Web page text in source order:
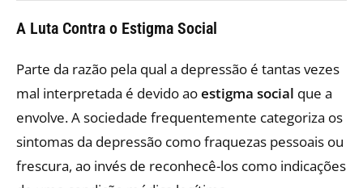
A Luta Contra o Estigma Social
Parte da razão pela qual a depressão é tantas vezes
mal interpretada é devido aoestigma social que a
envolve. A sociedade frequentemente categoriza os
sintomas da depressão como fraquezas pessoais ou
frescura, ao invés de reconhecê-los como indicações